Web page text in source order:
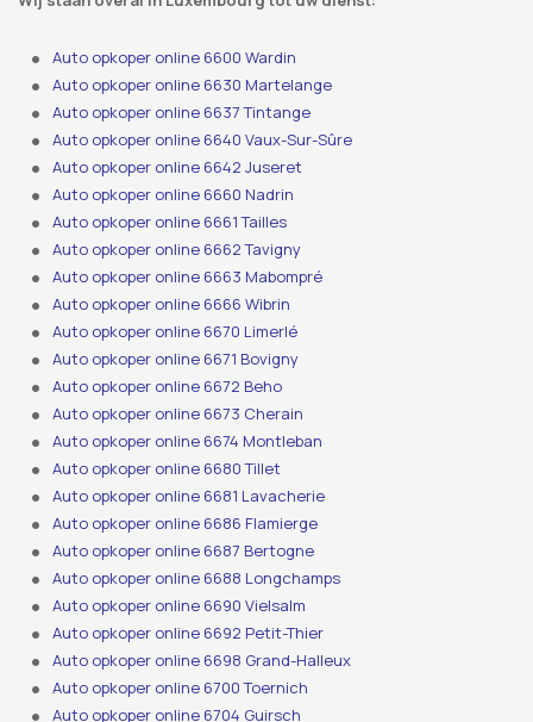
Auto opkoper online 6600 Wardin
Auto opkoper online 6630 Martelange
Auto opkoper online 6637 Tintange
Auto opkoper online 6640 Vaux-Sur-Sûre
Auto opkoper online 6642 Juseret
Auto opkoper online 6660 Nadrin
Auto opkoper online 6661 Tailles
Auto opkoper online 6662 Tavigny
Auto opkoper online 6663 Mabompré
Auto opkoper online 6666 Wibrin
Auto opkoper online 6670 Limerlé
Auto opkoper online 6671 Bovigny
Auto opkoper online 6672 Beho
Auto opkoper online 6673 Cherain
Auto opkoper online 6674 Montleban
Auto opkoper online 6680 Tillet
Auto opkoper online 6681 Lavacherie
Auto opkoper online 6686 Flamierge
Auto opkoper online 6687 Bertogne
Auto opkoper online 6688 Longchamps
Auto opkoper online 6690 Vielsalm
Auto opkoper online 6692 Petit-Thier
Auto opkoper online 6698 Grand-Halleux
Auto opkoper online 6700 Toernich
Auto opkoper online 6704 Guirsch